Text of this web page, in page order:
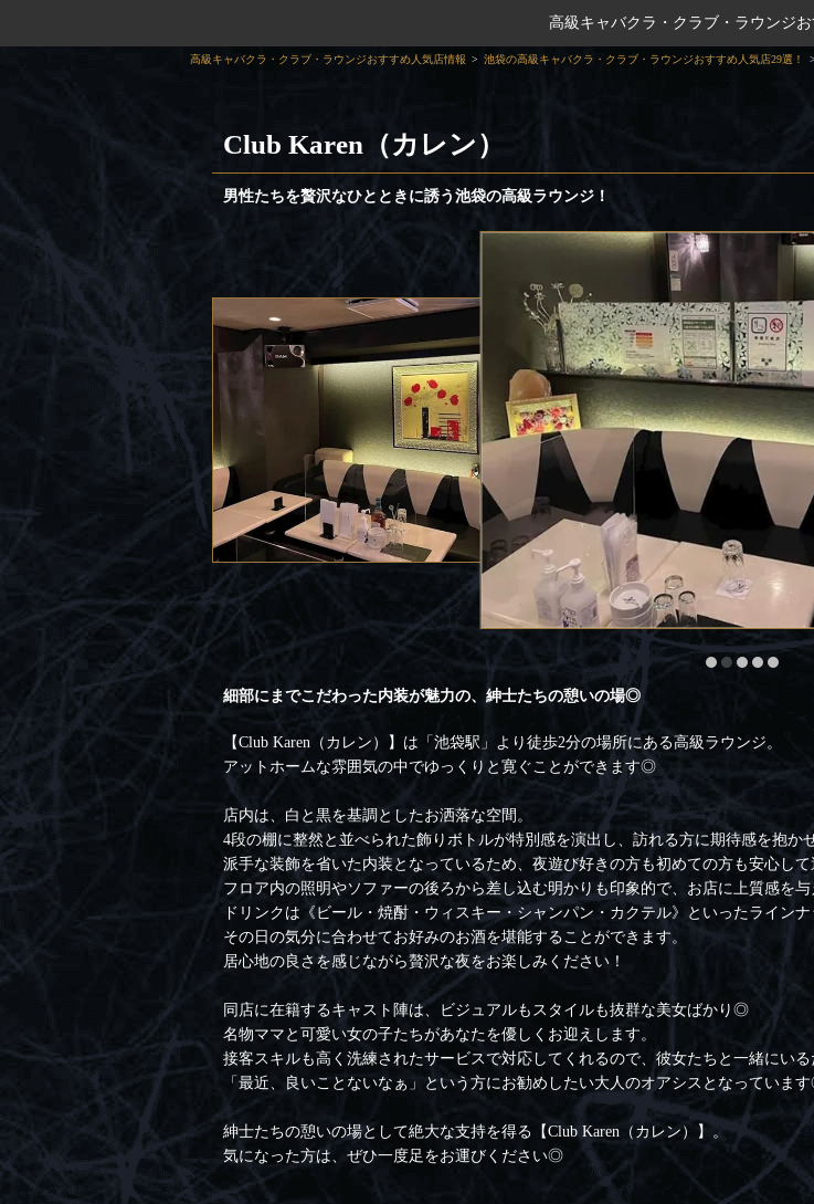
高級キャバクラ・クラブ・ラウンジ
高級キャバクラ・クラブ・ラウンジおすすめ人気店情報 池袋の高級キャバクラ・クラブ・ラウンジおすすめ人気店29選！
Club Karen（カレン）
男性たちを贅沢なひとときに誘う池袋の高級ラウンジ！
細部にまでこだわった内装が魅力の、紳士たちの憩いの場◎
【Club Karen（カレン）】は「池袋駅」より徒歩2分の場所にある高級ラウンジ。
アットホームな雰囲気の中でゆっくりと寛ぐことができます◎
店内は、白と黒を基調としたお洒落な空間。
4段の棚に整然と並べられた飾りボトルが特別感を演出し、訪れる方に期待感を抱か
派手な装飾を省いた内装となっているため、夜遊び好きの方も初めての方も安心して
フロア内の照明やソファーの後ろから差し込む明かりも印象的で、お店に上質感を与
ドリンクは《ビール・焼酎・ウィスキー・シャンパン・カクテル》といったラインナ
その日の気分に合わせてお好みのお酒を堪能することができます。
居心地の良さを感じながら贅沢な夜をお楽しみください！
同店に在籍するキャスト陣は、ビジュアルもスタイルも抜群な美女ばかり◎
名物ママと可愛い女の子たちがあなたを優しくお迎えします。
接客スキルも高く洗練されたサービスで対応してくれるので、彼女たちと一緒にい
「最近、良いことないなぁ」という方にお勧めしたい大人のオアシスとなっていま
紳士たちの憩いの場として絶大な支持を得る【Club Karen（カレン）】。
気になった方は、ぜひ一度足をお運びください◎